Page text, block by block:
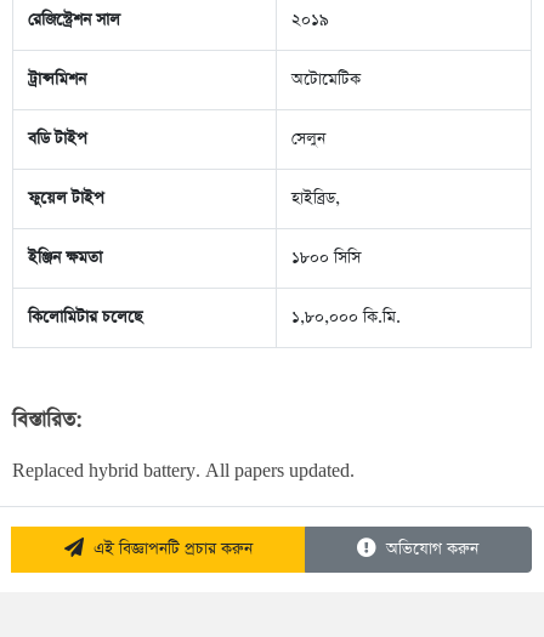
রেজিস্ট্রেশন সাল ২০১৯
ট্রান্সমিশন অটোমেটিক
বডি টাইপ সেলুন
ফুয়েল টাইপ হাইব্রিড,
ইঞ্জিন ক্ষমতা ১৮০০ সিসি
কিলোমিটার চলেছে ১,৮০,০০০ কি.মি.
বিস্তারিত:
Replaced hybrid battery. All papers updated.
এই বিজ্ঞাপনটি প্রচার করুন অভিযোগ করুন